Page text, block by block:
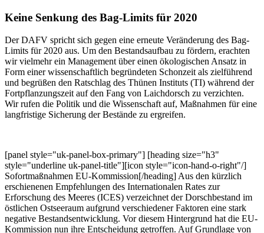
Keine Senkung des Bag-Limits für 2020
Der DAFV spricht sich gegen eine erneute Veränderung des Bag-
Limits für 2020 aus. Um den Bestandsaufbau zu fördern, erachten
wir vielmehr ein Management über einen ökologischen Ansatz in
Form einer wissenschaftlich begründeten Schonzeit als zielführend
und begrüßen den Ratschlag des Thünen Instituts (TI) während der
Fortpflanzungszeit auf den Fang von Laichdorsch zu verzichten.
Wir rufen die Politik und die Wissenschaft auf, Maßnahmen für eine
langfristige Sicherung der Bestände zu ergreifen.
[panel style="uk-panel-box-primary"] [heading size="h3"
style="underline uk-panel-title"][icon style="icon-hand-o-right"/]
Sofortmaßnahmen EU-Kommission[/heading] Aus den kürzlich
erschienenen Empfehlungen des Internationalen Rates zur
Erforschung des Meeres (ICES) verzeichnet der Dorschbestand im
östlichen Ostseeraum aufgrund verschiedener Faktoren eine stark
negative Bestandsentwicklung. Vor diesem Hintergrund hat die EU-
Kommission nun ihre Entscheidung getroffen. Auf Grundlage von